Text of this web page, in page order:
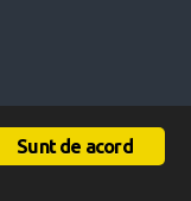
Sunt de acord